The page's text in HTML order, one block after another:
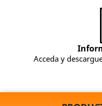
Acceda y